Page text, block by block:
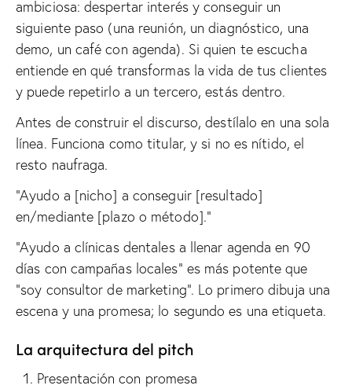
ambiciosa: despertar interés y conseguir un
siguiente paso (una reunión, un diagnóstico, una
demo, un café con agenda). Si quien te escucha
entiende en qué transformas la vida de tus clientes
y puede repetirlo a un tercero, estás dentro.
Antes de construir el discurso, destílalo en una sola
línea. Funciona como titular, y si no es nítido, el
resto naufraga.
“Ayudo a [nicho] a conseguir [resultado]
en/mediante [plazo o método].”
“Ayudo a clínicas dentales a llenar agenda en 90
días con campañas locales” es más potente que
“soy consultor de marketing”. Lo primero dibuja una
escena y una promesa; lo segundo es una etiqueta.
La arquitectura del pitch
Presentación con promesa